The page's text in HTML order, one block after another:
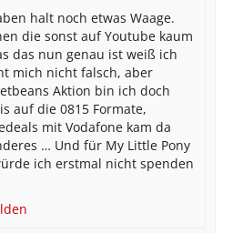
halt noch etwas Waage.
die sonst auf Youtube kaum
das nun genau ist weiß ich
mich nicht falsch, aber
Aktion bin ich doch
auf die 0815 Formate,
mit Vodafone kam da
… Und für My Little Pony
ich erstmal nicht spenden